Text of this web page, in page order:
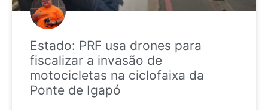
Estado: PRF usa drones para
fiscalizar a invasão de
motocicletas na ciclofaixa da
Ponte de Igapó